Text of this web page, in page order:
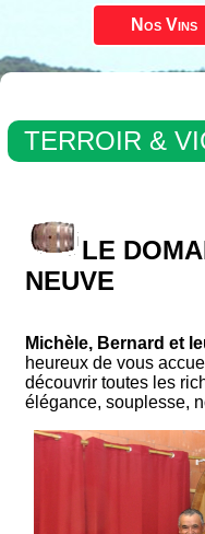
Nos Vins
TERROIR &
LE
NEUVE
Michèle, Bernard et
heureux de vous
découvrir toutes les
élégance, souplesse,